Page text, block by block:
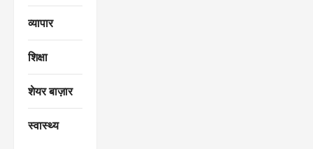
व्यापार
शिक्षा
शेयर बाज़ार
स्वास्थ्य